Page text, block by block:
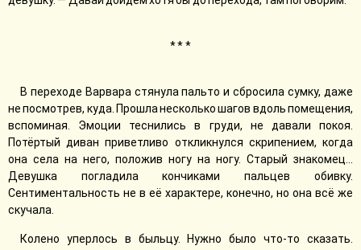
* * *
В переходе Варвара стянула пальто и сбросила сумку, даже
не посмотрев, куда. Прошла несколько шагов вдоль помещения,
вспоминая. Эмоции теснились в груди, не давали покоя.
Потёртый диван приветливо откликнулся скрипением, когда
она села на него, положив ногу на ногу. Старый знакомец...
Девушка погладила кончиками пальцев обивку.
Сентиментальность не в её характере, конечно, но она всё же
скучала.
Колено уперлось в быльцу. Нужно было что-то сказать.